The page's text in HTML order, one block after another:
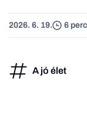
2026. 6. 19. 6 perc
A jó élet